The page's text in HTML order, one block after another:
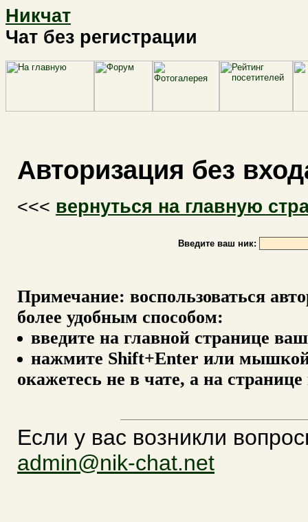
Никчат
Чат без регистрации
Авторизация без
<<< вернуться на главную
Введите ваш ник:
Примечание: воспользоваться
более удобным способом:
введите на главной странице
нажмите Shift+Enter или
окажетесь не в чате, а на
Если у вас возникли
admin@nik-chat.net